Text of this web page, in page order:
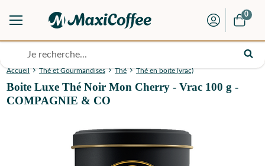
0
Accueil Thé et Gourmandises Thé Thé en boite (vrac)
Boite Luxe Thé Noir Mon Cherry - Vrac 100 g -
COMPAGNIE & CO